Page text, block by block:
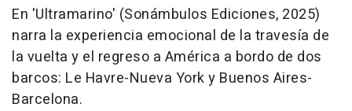
En 'Ultramarino' (Sonámbulos Ediciones, 2025)
narra la experiencia emocional de la travesía de
la vuelta y el regreso a América a bordo de dos
barcos: Le Havre-Nueva York y Buenos Aires-
Barcelona.